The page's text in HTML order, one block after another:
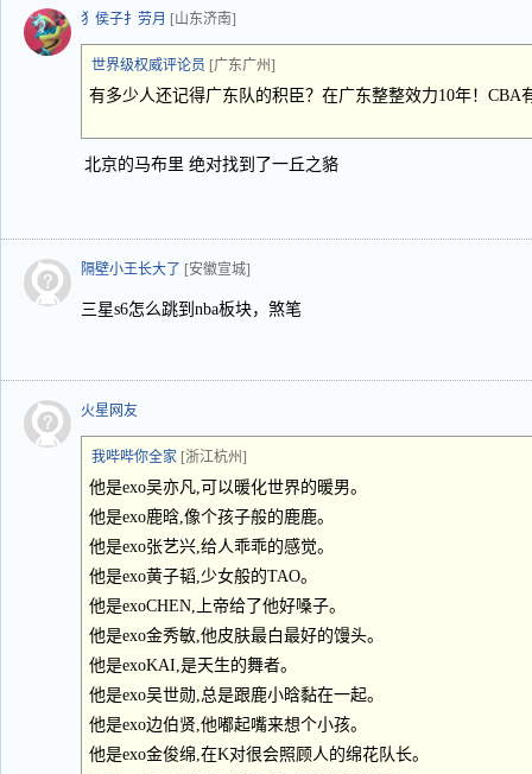
犭侯子扌劳月 [山东济南]
世界级权威评论员 [广东广州]
有多少人还记得广东队的积臣？在广东整整效力10年！CBA
北京的马布里 绝对找到了一丘之貉
隔壁小王长大了 [安徽宣城]
三星s6怎么跳到nba板块，煞笔
火星网友
我哔哔你全家 [浙江杭州]
他是exo吴亦凡,可以暖化世界的暖男。
他是exo鹿晗,像个孩子般的鹿鹿。
他是exo张艺兴,给人乖乖的感觉。
他是exo黄子韬,少女般的TAO。
他是exoCHEN,上帝给了他好嗓子。
他是exo金秀敏,他皮肤最白最好的馒头。
他是exoKAI,是天生的舞者。
他是exo吴世勋,总是跟鹿小晗黏在一起。
他是exo边伯贤,他嘟起嘴来想个小孩。
他是exo金俊绵,在K对很会照顾人的绵花队长。